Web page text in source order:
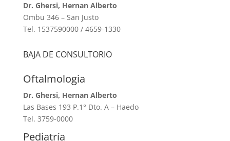
Dr. Ghersi, Hernan Alberto
Ombu 346 – San Justo
Tel. 1537590000 / 4659-1330
BAJA DE CONSULTORIO
Oftalmologia
Dr. Ghersi, Hernan Alberto
Las Bases 193 P.1° Dto. A – Haedo
Tel. 3759-0000
Pediatría